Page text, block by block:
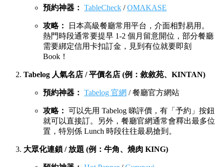
📱 拒絕排隊！日本燒肉預約 4 大神器全攻略